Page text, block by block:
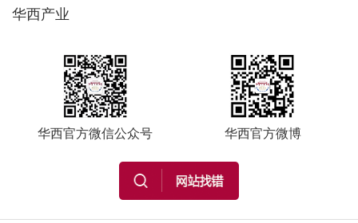
华西产业
华西官方微信公众号 华西官方微博